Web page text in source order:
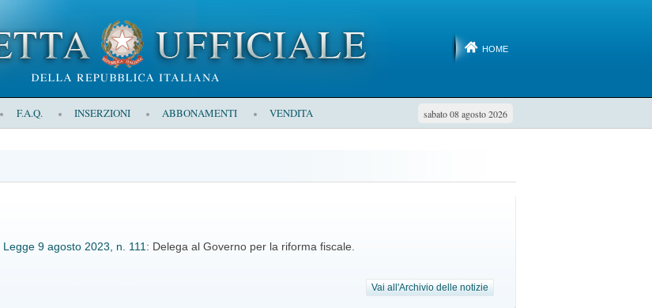
HOME
F.A.Q. INSERZIONI ABBONAMENTI VENDITA sabato 08 agosto 2026
Legge 9 agosto 2023, n. 111 : Delega al Governo per la riforma fiscale.
Vai all'Archivio delle notizie